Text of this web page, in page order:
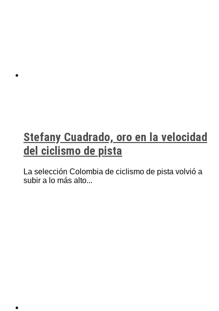
Stefany Cuadrado, oro en la velocidad
del ciclismo de pista
La selección Colombia de ciclismo de pista volvió a
subir a lo más alto...